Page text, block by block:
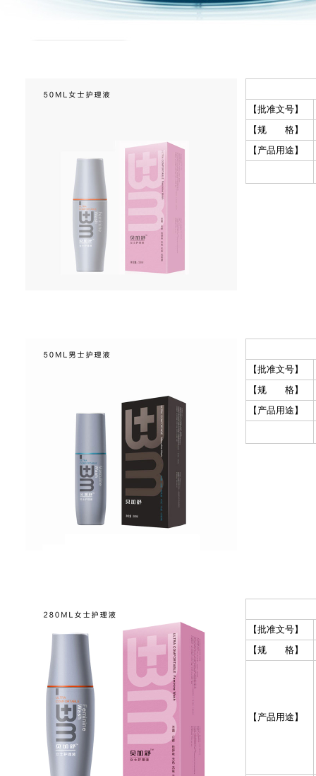
【批准文号】
【规 格】
【产品用途】
【批准文号】
【规 格】
【产品用途】
【批准文号】
【规 格】
【产品用途】